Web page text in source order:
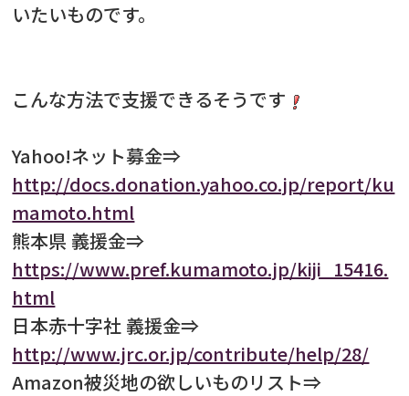
いたいものです。
こんな方法で支援できるそうです
Yahoo!ネット募金⇒
http://docs.donation.yahoo.co.jp/report/ku
mamoto.html
熊本県 義援金⇒
https://www.pref.kumamoto.jp/kiji_15416.
html
日本赤十字社 義援金⇒
http://www.jrc.or.jp/contribute/help/28/
Amazon被災地の欲しいものリスト⇒